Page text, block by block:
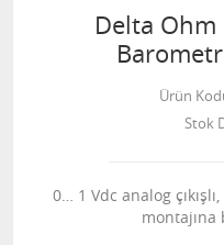
Delta Ohm
Ürün
Stok
0… 1 Vdc analog